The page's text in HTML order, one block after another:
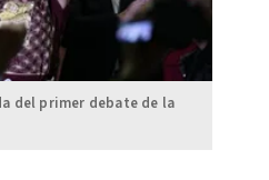
del primer debate de la